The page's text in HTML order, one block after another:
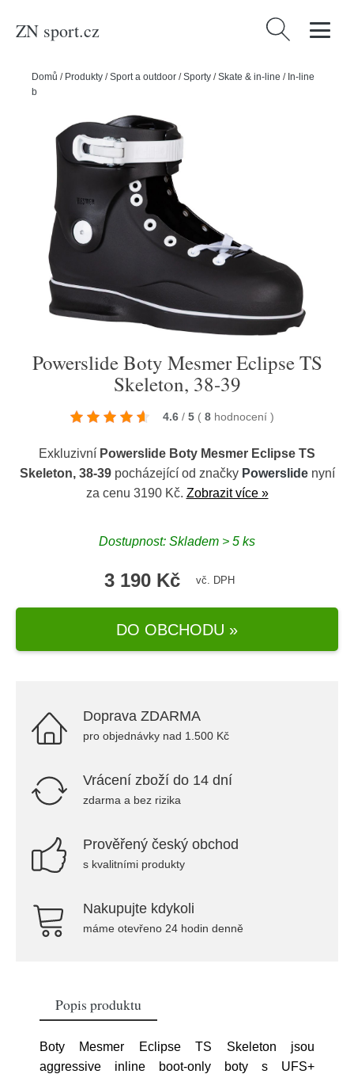
ZN sport.cz Vyhledávání
Domů / Produkty /Sport a outdoor /Sporty /Skate & in-line / In-line
bruslení
Powerslide Boty Mesmer Eclipse TS
Skeleton, 38-39
4.6 / 5 ( 8 hodnocení )
Exkluzivní Powerslide Boty Mesmer Eclipse TS
Skeleton, 38-39pocházející od značky Powerslidenyní
za cenu 3190 Kč. Zobrazit více »
Dostupnost: Skladem > 5 ks
3 190 Kč vč. DPH
DO OBCHODU »
Doprava ZDARMA
pro objednávky nad 1.500 Kč
Vrácení zboží do 14 dní
zdarma a bez rizika
Prověřený český obchod
s kvalitními produkty
Nakupujte kdykoli
máme otevřeno 24 hodin denně
Popis produktu
Boty Mesmer Eclipse TS Skeleton jsou
aggressive inline boot-only boty s UFS+